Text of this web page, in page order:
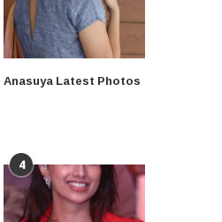
Anasuya Latest Photos
4